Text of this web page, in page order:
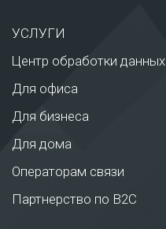
УСЛУГИ
Центр обработки данных
Для офиса
Для бизнеса
Для дома
Операторам связи
Партнерство по В2С